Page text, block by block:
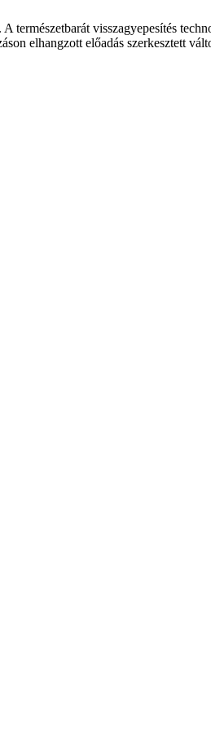
visszagyepesítés
elhangzott előadás